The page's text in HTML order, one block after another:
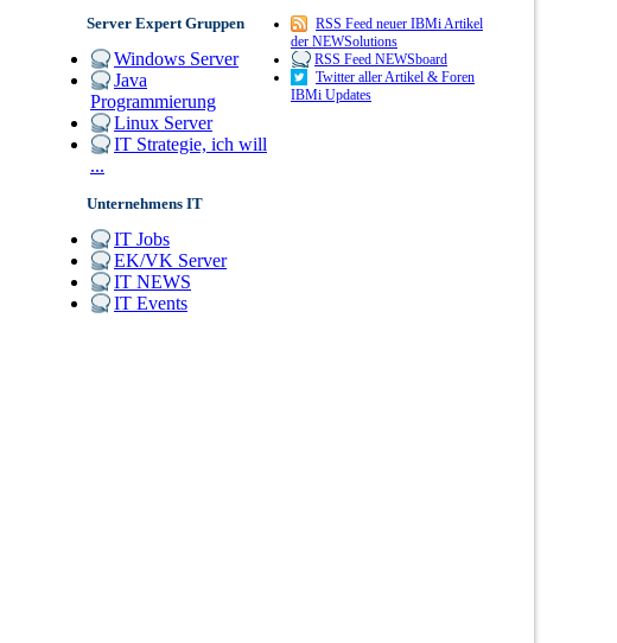
Server Expert Gruppen
Windows Server
Java
Programmierung
Linux Server
IT Strategie, ich will
...
Unternehmens IT
IT Jobs
EK/VK Server
IT NEWS
IT Events
RSS Feed neuer IBMi Artikel
der NEWSolutions
RSS Feed NEWSboard
Twitter aller Artikel & Foren
IBMi Updates